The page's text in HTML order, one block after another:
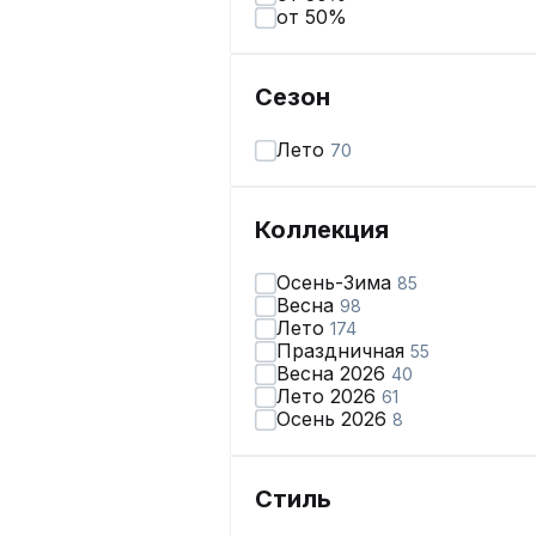
от 50%
Сезон
Лето 70
Коллекция
Осень-Зима 85
Весна 98
Лето 174
Праздничная 55
Весна 2026 40
Лето 2026 61
Осень 2026 8
Стиль